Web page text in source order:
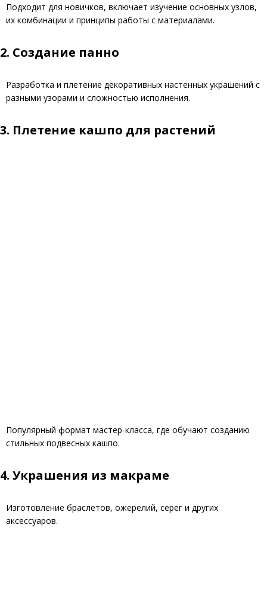
Подходит для новичков, включает изучение основных узлов,
их комбинации и принципы работы с материалами.
2. Создание панно
Разработка и плетение декоративных настенных украшений с
разными узорами и сложностью исполнения.
3. Плетение кашпо для растений
Популярный формат мастер-класса, где обучают созданию
стильных подвесных кашпо.
4. Украшения из макраме
Изготовление браслетов, ожерелий, серег и других
аксессуаров.